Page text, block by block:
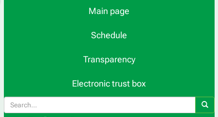
Main page
Schedule
Transparency
Electronic trust box